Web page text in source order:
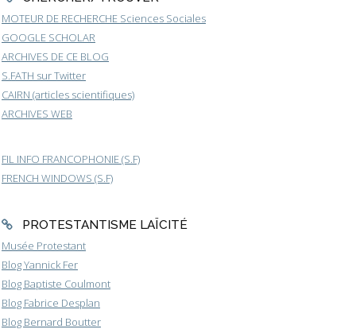
MOTEUR DE RECHERCHE Sciences Sociales
GOOGLE SCHOLAR
ARCHIVES DE CE BLOG
S.FATH sur Twitter
CAIRN (articles scientifiques)
ARCHIVES WEB
FIL INFO FRANCOPHONIE (S.F)
FRENCH WINDOWS (S.F)
PROTESTANTISME LAÏCITÉ
Musée Protestant
Blog Yannick Fer
Blog Baptiste Coulmont
Blog Fabrice Desplan
Blog Bernard Boutter